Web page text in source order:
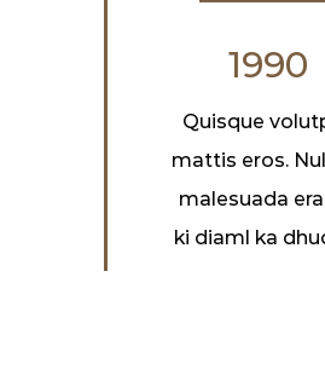
1990
Quisque
mattis eros.
malesuada
ki diaml ka